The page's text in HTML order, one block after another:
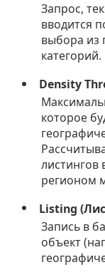
Запрос,
вводится
выбора из
категорий.
Density
которое
листингов
регионом
Listing
Запись в
объект